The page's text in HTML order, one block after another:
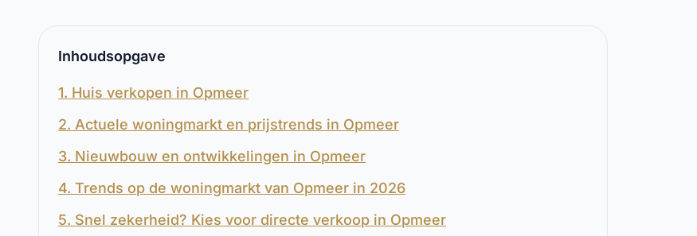
Inhoudsopgave
1. Huis verkopen in Opmeer
2. Actuele woningmarkt en prijstrends in Opmeer
3. Nieuwbouw en ontwikkelingen in Opmeer
4. Trends op de woningmarkt van Opmeer in 2026
5. Snel zekerheid? Kies voor directe verkoop in Opmeer